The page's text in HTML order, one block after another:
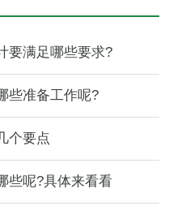
要满足哪些要求?
些准备工作呢?
个要点
些呢?具体来看看